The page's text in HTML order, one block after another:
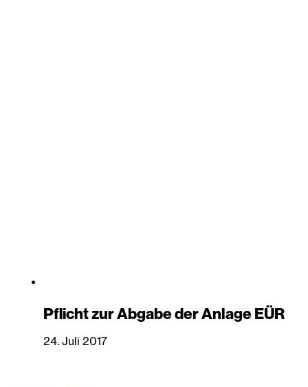
Pflicht zur Abgabe der Anlage EÜR
24. Juli 2017